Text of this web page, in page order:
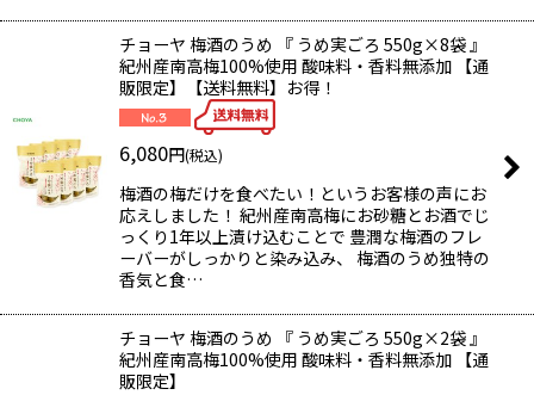
チョーヤ 梅酒のうめ 『 うめ実ごろ 550g×8袋 』
紀州産南高梅100%使用 酸味料・香料無添加 【通
販限定】【送料無料】お得！
6,080円(税込)
梅酒の梅だけを食べたい！というお客様の声にお
応えしました！ 紀州産南高梅にお砂糖とお酒でじ
っくり1年以上漬け込むことで 豊潤な梅酒のフレ
ーバーがしっかりと染み込み、 梅酒のうめ独特の
香気と食…
チョーヤ 梅酒のうめ 『 うめ実ごろ 550g×2袋 』
紀州産南高梅100%使用 酸味料・香料無添加 【通
販限定】